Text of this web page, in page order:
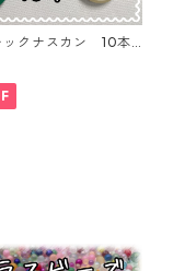
ックナスカン 10本
10】